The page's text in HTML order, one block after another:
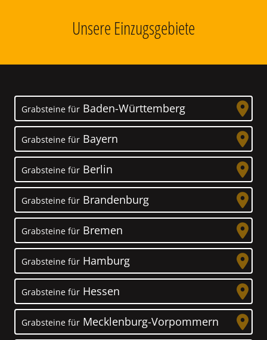
Unsere Einzugsgebiete
Grabsteine für Baden-Württemberg
Grabsteine für Bayern
Grabsteine für Berlin
Grabsteine für Brandenburg
Grabsteine für Bremen
Grabsteine für Hamburg
Grabsteine für Hessen
Grabsteine für Mecklenburg-Vorpommern